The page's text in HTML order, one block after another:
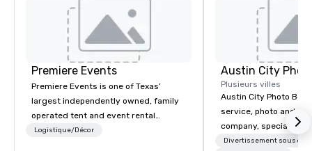
Premiere Events
Premiere Events is one of Texas’
largest independently owned, family
operated tent and event rental
companies. With 4 ideally located
Logistique/Décor
Austin City
Plusieurs villes
Austin City Photo
service, photo and
company, specializing
of all occasions
Divertissement sous